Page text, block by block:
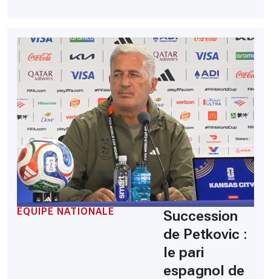
ÉQUIPE NATIONALE
Succession
de Petkovic :
le pari
espagnol de